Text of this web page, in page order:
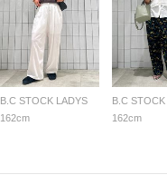
B.C STOCK LADYS
162cm
B.C
162cm